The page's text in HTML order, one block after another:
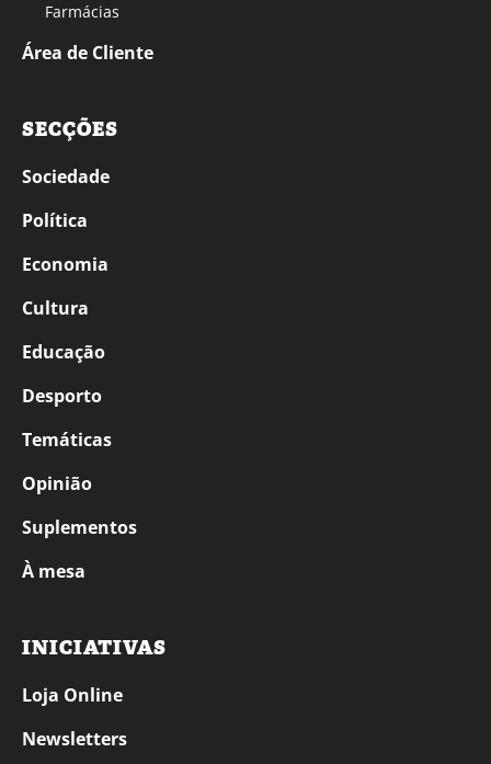
Farmácias
Área de Cliente
SECÇÕES
Sociedade
Política
Economia
Cultura
Educação
Desporto
Temáticas
Opinião
Suplementos
À mesa
INICIATIVAS
Loja Online
Newsletters